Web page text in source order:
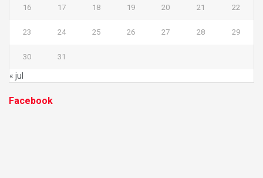
16 17 18 19 20 21 22
23 24 25 26 27 28 29
30 31
« jul
Facebook